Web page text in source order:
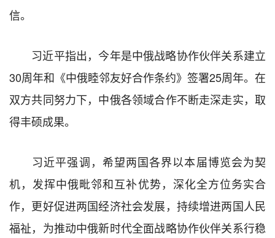
信。
习近平指出，今年是中俄战略协作伙伴关系建立
30周年和《中俄睦邻友好合作条约》签署25周年。在
双方共同努力下，中俄各领域合作不断走深走实，取
得丰硕成果。
习近平强调，希望两国各界以本届博览会为契
机，发挥中俄毗邻和互补优势，深化全方位务实合
作，更好促进两国经济社会发展，持续增进两国人民
福祉，为推动中俄新时代全面战略协作伙伴关系行稳